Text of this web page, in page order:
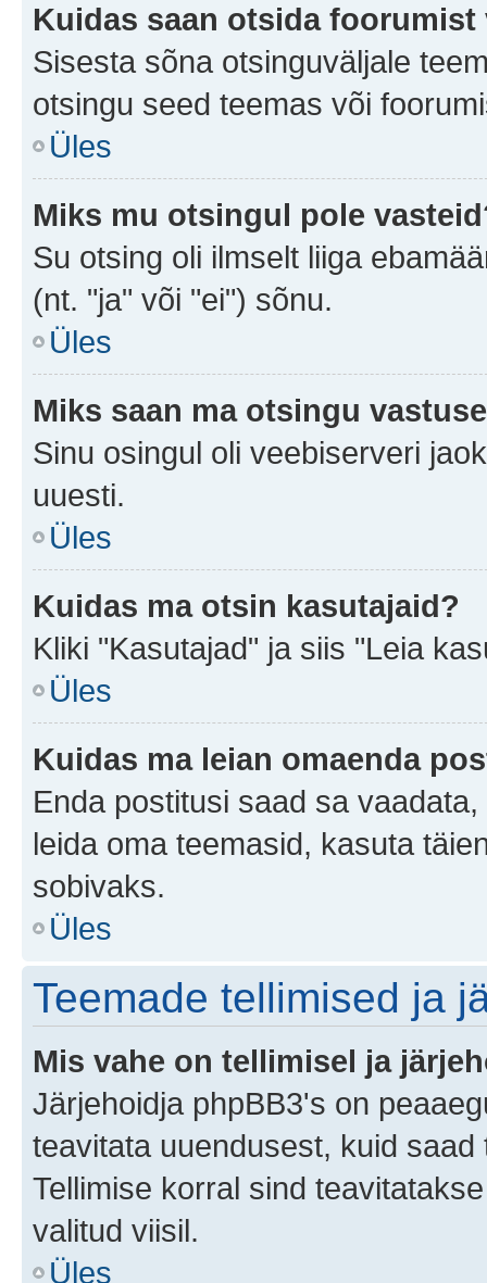
Kuidas saan otsida
Sisesta sõna otsinguväljale
otsingu seed teemas või
Üles
Miks mu otsingul pole
Su otsing oli ilmselt liiga
(nt. "ja" või "ei") sõnu.
Üles
Miks saan ma otsingu
Sinu osingul oli veebiserveri
uuesti.
Üles
Kuidas ma otsin kasutajaid?
Kliki "Kasutajad" ja siis "Leia
Üles
Kuidas ma leian omaenda
Enda postitusi saad sa
leida oma teemasid, kasuta
sobivaks.
Üles
Teemade tellimised ja
Mis vahe on tellimisel ja
Järjehoidja phpBB3's on
teavitata uuendusest, kuid
Tellimise korral sind
valitud viisil.
Üles